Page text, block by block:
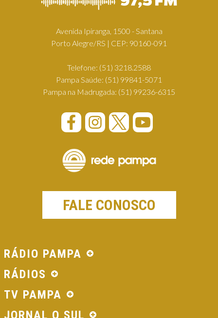
Avenida Ipiranga, 1500 - Santana
Porto Alegre/RS | CEP: 90160-091
Telefone: (51) 3218.2588
Pampa Saúde: (51) 99841-5071
Pampa na Madrugada: (51) 99236-6315
FALE CONOSCO
RÁDIO PAMPA
RÁDIOS
TV PAMPA
JORNAL O SUL